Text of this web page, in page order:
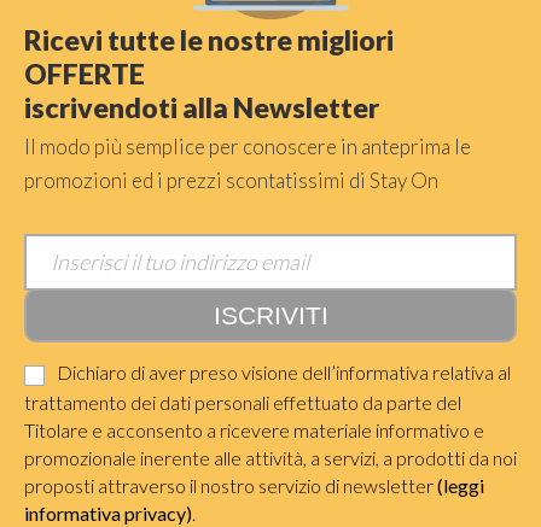
Ricevi tutte le nostre migliori
OFFERTE
iscrivendoti alla Newsletter
Il modo più semplice per conoscere in anteprima le
promozioni ed i prezzi scontatissimi di Stay On
Dichiaro di aver preso visione dell’informativa relativa al
trattamento dei dati personali effettuato da parte del
Titolare e acconsento a ricevere materiale informativo e
promozionale inerente alle attività, a servizi, a prodotti da noi
proposti attraverso il nostro servizio di newsletter(leggi
informativa privacy).